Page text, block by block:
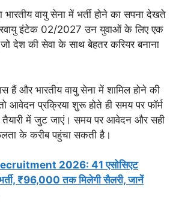
भारतीय वायु सेना में भर्ती होने का सपना देखते
इंटेक 02/2027 उन युवाओं के लिए एक
देश की सेवा के साथ बेहतर करियर बनाना
हैं और भारतीय वायु सेना में शामिल होने की
आवेदन प्रक्रिया शुरू होते ही समय पर फॉर्म
तैयारी में जुट जाएं। समय पर आवेदन और सही
के करीब पहुंचा सकती है।
2026: 41 एसोसिएट
भर्ती, ₹96,000 तक मिलेगी सैलरी, जानें